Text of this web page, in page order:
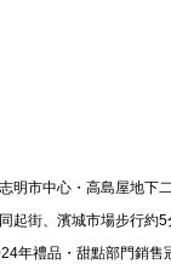
明市中心・高島屋地下
起街、濱城市場步行約5
年禮品・甜點部門銷售